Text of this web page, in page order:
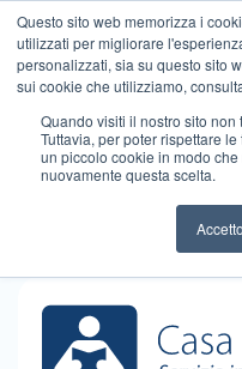
Questo sito web memorizza i
utilizzati per migliorare
personalizzati, sia su questo sito
sui cookie che utilizziamo,
Quando visiti il ​​nostro sito
Tuttavia, per poter rispettare
un piccolo cookie in modo
nuovamente questa scelta.
Accetto